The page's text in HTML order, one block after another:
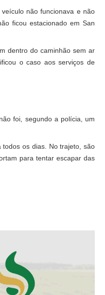
não funcionava e não
ficou estacionado em San
dentro do caminhão sem ar
o caso aos serviços de
foi, segundo a polícia, um
todos os dias. No trajeto, são
para tentar escapar das